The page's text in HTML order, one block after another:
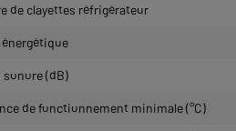
de clayettes réfrigérateur
énergétique
sonore (dB)
de fonctionnement minimale (°C)